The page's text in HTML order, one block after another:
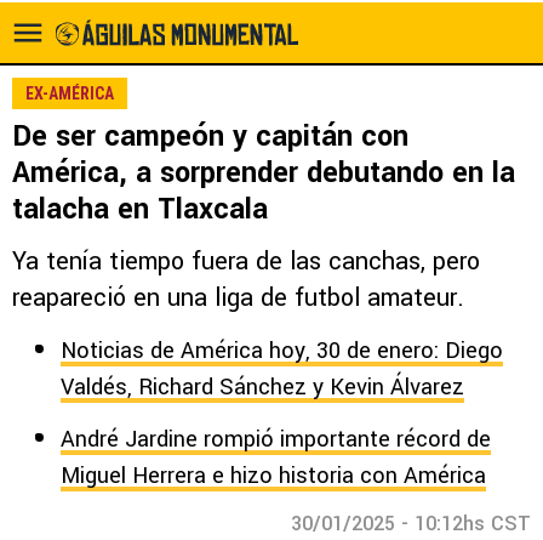
EX-AMÉRICA
De ser campeón y capitán con
América, a sorprender debutando en la
talacha en Tlaxcala
Ya tenía tiempo fuera de las canchas, pero
reapareció en una liga de futbol amateur.
Noticias de América hoy, 30 de enero: Diego
Valdés, Richard Sánchez y Kevin Álvarez
André Jardine rompió importante récord de
Miguel Herrera e hizo historia con América
30/01/2025 - 10:12hs CST